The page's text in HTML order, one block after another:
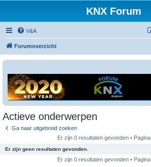
KNX Forum
V&A
Forumoverzicht
Actieve onderwerpen
Ga naar uitgebreid zoeken
Er zijn 0 resultaten gevonden • Pagina
Er zijn geen resultaten gevonden.
Er zijn 0 resultaten gevonden • Pagina